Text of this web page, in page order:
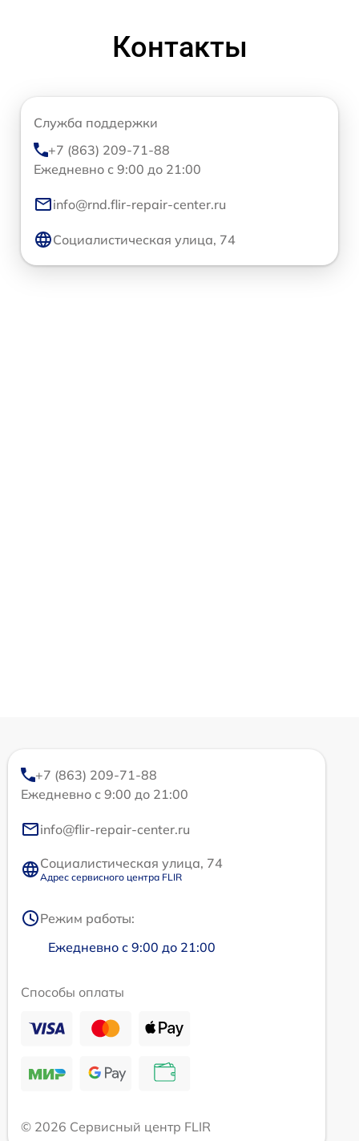
Контакты
Служба поддержки
+7 (863) 209-71-88
Ежедневно с 9:00 до 21:00
info@rnd.flir-repair-center.ru
Социалистическая улица, 74
+7 (863) 209-71-88
Ежедневно с 9:00 до 21:00
info@flir-repair-center.ru
Социалистическая улица, 74
Адрес сервисного центра FLIR
Режим работы:
Ежедневно с 9:00 до 21:00
Способы оплаты
© 2026 Сервисный центр FLIR